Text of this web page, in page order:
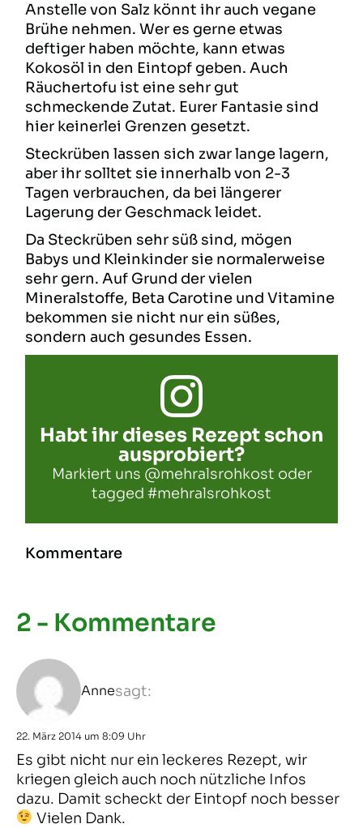
Anstelle von Salz könnt ihr auch vegane
Brühe nehmen. Wer es gerne etwas
deftiger haben möchte, kann etwas
Kokosöl in den Eintopf geben. Auch
Räuchertofu ist eine sehr gut
schmeckende Zutat. Eurer Fantasie sind
hier keinerlei Grenzen gesetzt.
Steckrüben lassen sich zwar lange lagern,
aber ihr solltet sie innerhalb von 2-3
Tagen verbrauchen, da bei längerer
Lagerung der Geschmack leidet.
Da Steckrüben sehr süß sind, mögen
Babys und Kleinkinder sie normalerweise
sehr gern. Auf Grund der vielen
Mineralstoffe, Beta Carotine und Vitamine
bekommen sie nicht nur ein süßes,
sondern auch gesundes Essen.
Habt ihr dieses Rezept schon
ausprobiert?
Markiert uns @mehralsrohkost oder
tagged #mehralsrohkost
Kommentare
2 - Kommentare
Annesagt:
22. März 2014 um 8:09 Uhr
Es gibt nicht nur ein leckeres Rezept, wir
kriegen gleich auch noch nützliche Infos
dazu. Damit scheckt der Eintopf noch besser
Vielen Dank.